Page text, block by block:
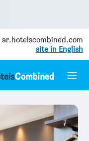
ar.hotelscombined.com
site in English